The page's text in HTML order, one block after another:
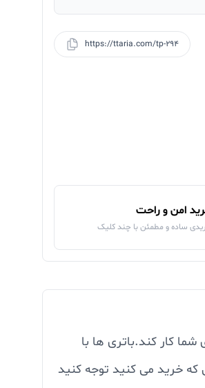
https://ttaria.com/tp-294
امن و راحت
ساده و مطمئن با چند کلیک
را برای شما کار کند.باتری ها با
که خرید می کنید توجه کنید